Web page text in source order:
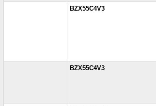
BZX55C4V3
BZX55C4V3